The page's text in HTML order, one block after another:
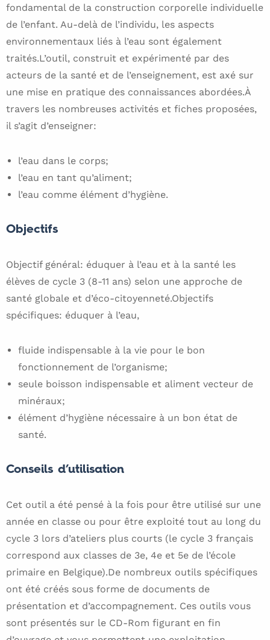
fondamental de la construction corporelle individuelle
de l’enfant. Au-delà de l’individu, les aspects
environnementaux liés à l’eau sont également
traités.L’outil, construit et expérimenté par des
acteurs de la santé et de l’enseignement, est axé sur
une mise en pratique des connaissances abordées.À
travers les nombreuses activités et fiches proposées,
il s’agit d’enseigner:
l’eau dans le corps;
l’eau en tant qu’aliment;
l’eau comme élément d’hygiène.
Objectifs
Objectif général: éduquer à l’eau et à la santé les
élèves de cycle 3 (8-11 ans) selon une approche de
santé globale et d’éco-citoyenneté.Objectifs
spécifiques: éduquer à l’eau,
fluide indispensable à la vie pour le bon
fonctionnement de l’organisme;
seule boisson indispensable et aliment vecteur de
minéraux;
élément d’hygiène nécessaire à un bon état de
santé.
Conseils d’utilisation
Cet outil a été pensé à la fois pour être utilisé sur une
année en classe ou pour être exploité tout au long du
cycle 3 lors d’ateliers plus courts (le cycle 3 français
correspond aux classes de 3e, 4e et 5e de l’école
primaire en Belgique).De nombreux outils spécifiques
ont été créés sous forme de documents de
présentation et d’accompagnement. Ces outils vous
sont présentés sur le CD-Rom figurant en fin